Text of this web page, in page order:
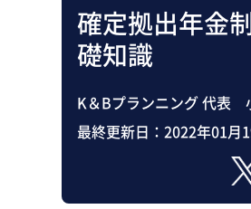
確定拠出年金
礎知識
K＆Bプランニング 代表
最終更新日： 2022年01月